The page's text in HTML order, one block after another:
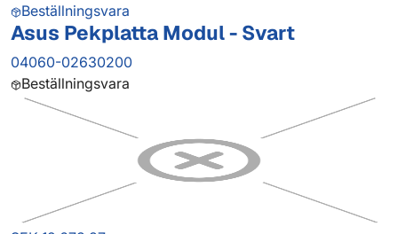
Beställningsvara
Asus Pekplatta Modul - Svart
04060-02630200
Beställningsvara